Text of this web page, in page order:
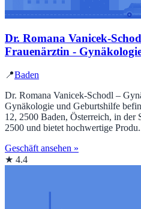
Dr. Romana Vanicek-
Frauenärztin -
📍Baden
Dr. Romana Vanicek-Schodl –
Gynäkologie und Geburtshilfe
12, 2500 Baden, Österreich, in der
2500 und bietet hochwertige
Geschäft ansehen »
★ 4.4